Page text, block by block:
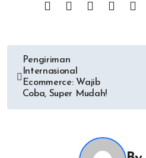
Post
navigation
Pengiriman
Internasional
Ecommerce: Wajib
Coba, Super Mudah!